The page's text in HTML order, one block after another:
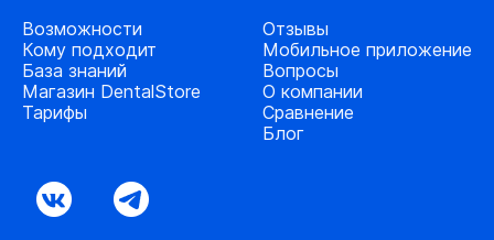
Возможности
Кому подходит
База знаний
Магазин DentalStore
Тарифы
Отзывы
Мобильное приложение
Вопросы
О компании
Сравнение
Блог